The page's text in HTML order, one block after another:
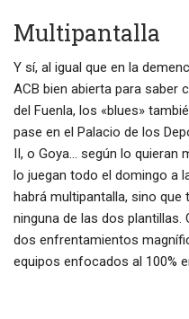
Multipantalla
Y sí, al igual que en la
ACB bien abierta para saber
del Fuenla, los «blues»
pase en el Palacio de los
II, o Goya… según lo
lo juegan todo el domingo a
habrá multipantalla, sino
ninguna de las dos
dos enfrentamientos
equipos enfocados al 100%